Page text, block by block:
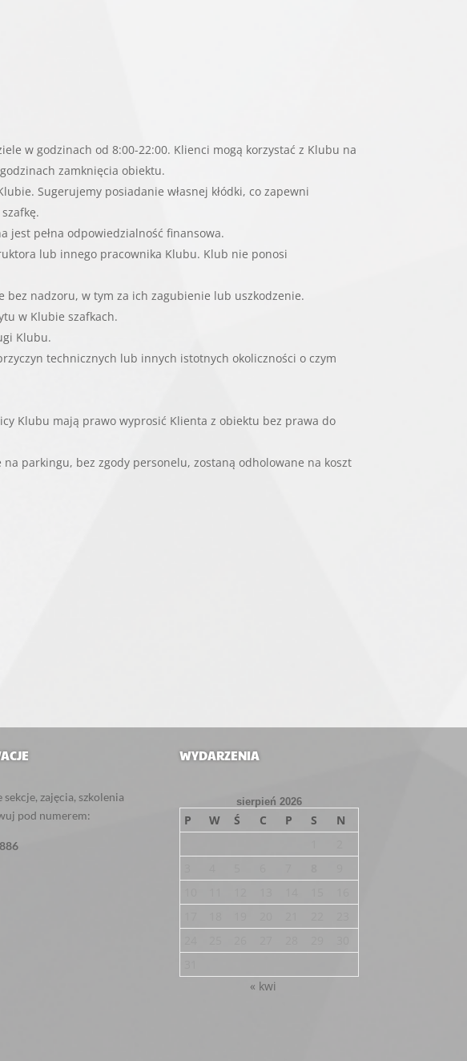
w godzinach od 8:00-22:00. Klienci mogą korzystać z Klubu na
zamknięcia obiektu.
Sugerujemy posiadanie własnej kłódki, co zapewni
jest pełna odpowiedzialność finansowa.
lub innego pracownika Klubu. Klub nie ponosi
nadzoru, w tym za ich zagubienie lub uszkodzenie.
w Klubie szafkach.
Klubu.
technicznych lub innych istotnych okoliczności o czym
Klubu mają prawo wyprosić Klienta z obiektu bez prawa do
parkingu, bez zgody personelu, zostaną odholowane na koszt
sekcje, zajęcia, szkolenia
pod numerem:
WYDARZENIA
sierpień 2026
P W Ś C P S
N
« kwi